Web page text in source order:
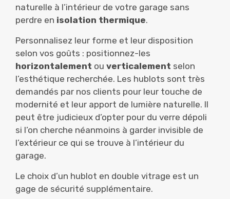
naturelle à l’intérieur de votre garage sans
perdre en isolation thermique.
Personnalisez leur forme et leur disposition
selon vos goûts : positionnez-les
horizontalement ou verticalement selon
l’esthétique recherchée. Les hublots sont très
demandés par nos clients pour leur touche de
modernité et leur apport de lumière naturelle. Il
peut être judicieux d’opter pour du verre dépoli
si l’on cherche néanmoins à garder invisible de
l’extérieur ce qui se trouve à l’intérieur du
garage.
Le choix d’un hublot en double vitrage est un
gage de sécurité supplémentaire.